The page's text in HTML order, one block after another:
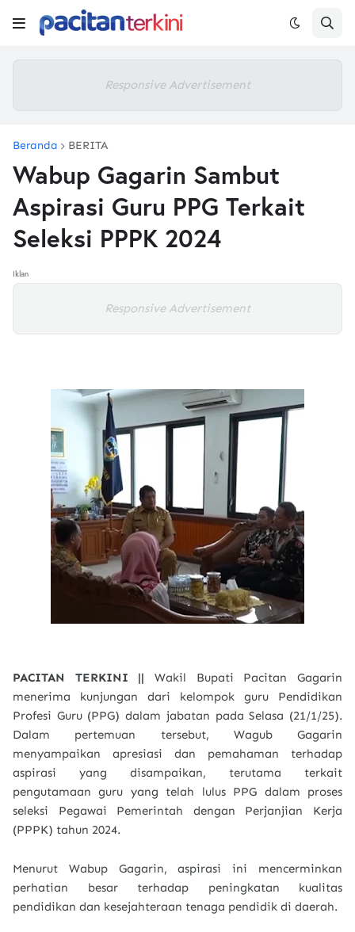
Responsive Advertisement
Beranda BERITA
Wabup Gagarin Sambut
Aspirasi Guru PPG Terkait
Seleksi PPPK 2024
Iklan
Responsive Advertisement
PACITAN TERKINI || Wakil Bupati Pacitan Gagarin
menerima kunjungan dari kelompok guru Pendidikan
Profesi Guru (PPG) dalam jabatan pada Selasa (21/1/25).
Dalam pertemuan tersebut, Wagub Gagarin
menyampaikan apresiasi dan pemahaman terhadap
aspirasi yang disampaikan, terutama terkait
pengutamaan guru yang telah lulus PPG dalam proses
seleksi Pegawai Pemerintah dengan Perjanjian Kerja
(PPPK) tahun 2024.
Menurut Wabup Gagarin, aspirasi ini mencerminkan
perhatian besar terhadap peningkatan kualitas
pendidikan dan kesejahteraan tenaga pendidik di daerah.